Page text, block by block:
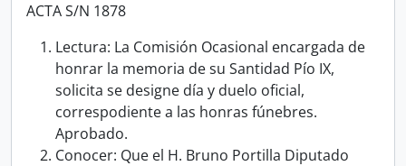
ACTA S/N 1878
Lectura: La Comisión Ocasional encargada de
honrar la memoria de su Santidad Pío IX,
solicita se designe día y duelo oficial,
correspodiente a las honras fúnebres.
Aprobado.
Conocer: Que el H. Bruno Portilla Diputado